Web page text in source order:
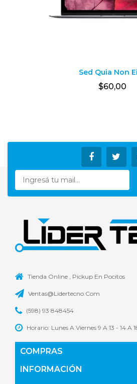
Sed Quia Non
$60,00
Tienda Online , Pickup En Pocitos
Ventas@lidertecno.Com
(598) 93 848454
Horario: Lunes A Viernes 9 A 13 - 14 A
COMPRAS
INFORMACIÓN